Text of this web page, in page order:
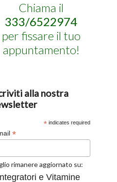
Chiama il
333/6522974
per fissare il tuo
appuntamento!
alla nostra
* indicates required
*
rimanere aggiornato su:
e Vitamine